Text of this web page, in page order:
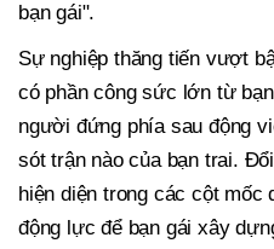
bạn gái".
Sự nghiệp thăng tiến vượt
có phần công sức lớn từ
người đứng phía sau động
sót trận nào của bạn trai.
hiện diện trong các cột mốc
động lực để bạn gái xây